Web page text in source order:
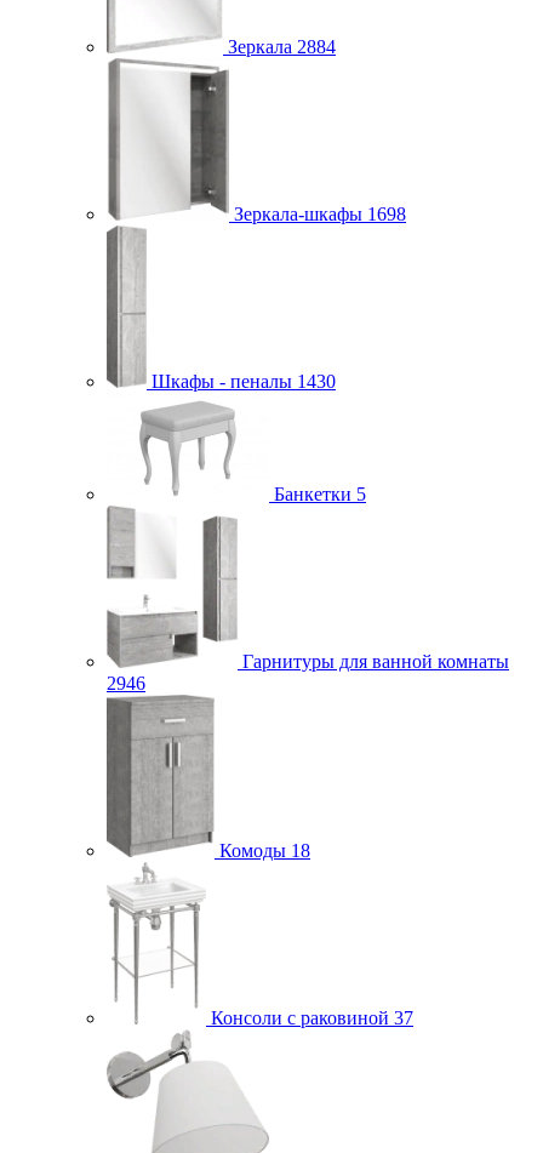
Зеркала 2884
Зеркала-шкафы 1698
Шкафы - пеналы 1430
Банкетки 5
Гарнитуры для ванной комнаты
2946
Комоды 18
Консоли с раковиной 37